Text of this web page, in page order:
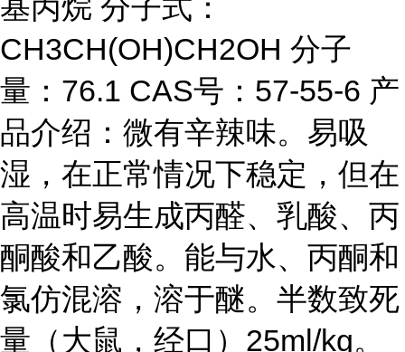
基丙烷 分子式：
CH3CH(OH)CH2OH 分子
量：76.1 CAS号：57-55-6 产
品介绍：微有辛辣味。易吸
湿，在正常情况下稳定，但在
高温时易生成丙醛、乳酸、丙
酮酸和乙酸。能与水、丙酮和
氯仿混溶，溶于醚。半数致死
量（大鼠，经口）25ml/kg。